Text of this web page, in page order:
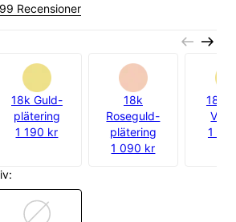
99 Recensioner
18k Guld-
plätering
1 190 kr
18k
Roseguld-
plätering
1 090 kr
18k
1